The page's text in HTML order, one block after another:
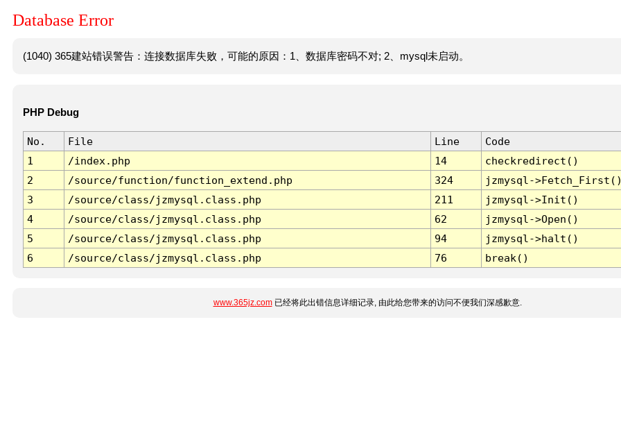
Database Error
(1040) 365建站错误警告：连接数据库失败，可能的原因：1、数据库密码不对; 2、mysql未启动。
PHP Debug
No. File Line
Code
1
/index.php 14
checkredirect()
2
/source/function/function_extend.php 324
jzmysql-
3
/source/class/jzmysql.class.php 211
jzmysql->Init()
4
/source/class/jzmysql.class.php 62
jzmysql->Open()
5
/source/class/jzmysql.class.php 94
jzmysql->halt()
6
/source/class/jzmysql.class.php 76 break()
www.365jz.com已经将此出错信息详细记录, 由此给您带来的访问不便我们深感歉意.